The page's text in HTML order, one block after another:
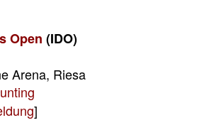
Open (IDO)
Arena, Riesa
]